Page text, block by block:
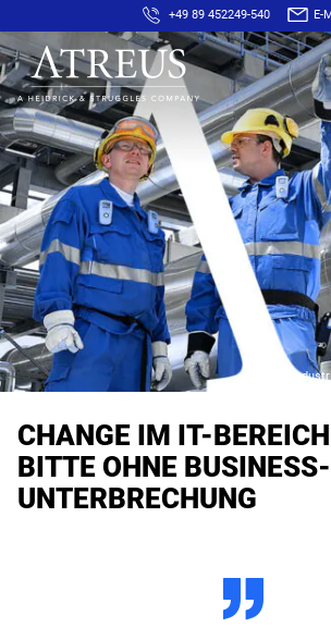
+49 89 452249-540 E-
©
CHANGE IM IT-
BITTE OHNE BUSINESS-
UNTERBRECHUNG
D